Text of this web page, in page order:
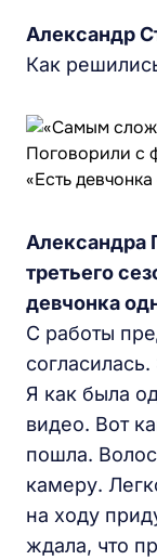
Александр
Как
Александра
третьего
девчонка
С работы
Я как была
видео. Вот
пошла.
камеру.
на ходу
ждала, что